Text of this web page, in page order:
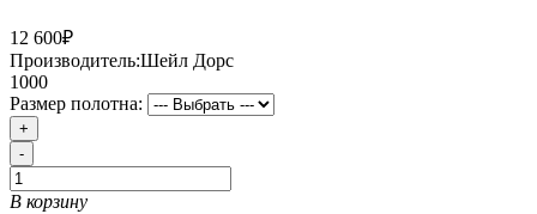
12 600₽
Производитель:Шейл Дорс
1000
Размер полотна:
+
-
В корзину